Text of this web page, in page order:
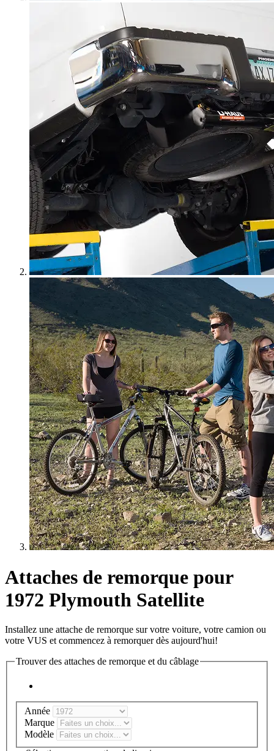
Attaches de remorque pour
1972 Plymouth Satellite
Installez une attache de remorque sur votre voiture, votre camion ou
votre VUS et commencez à remorquer dès aujourd'hui!
Trouver des attaches de remorque et du câblage
Année
Marque
Modèle